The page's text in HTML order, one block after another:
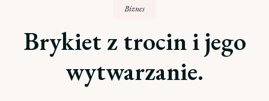
Biznes
Brykiet z trocin i jego
wytwarzanie.